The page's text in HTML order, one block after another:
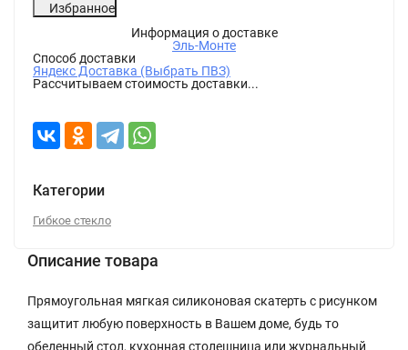
Избранное
Информация о доставке
Эль-Монте
Способ доставки
Яндекс Доставка (Выбрать ПВЗ)
Рассчитываем стоимость доставки...
Категории
Гибкое стекло
Описание товара
Прямоугольная мягкая силиконовая скатерть с рисунком
защитит любую поверхность в Вашем доме, будь то
обеденный стол, кухонная столешница или журнальный